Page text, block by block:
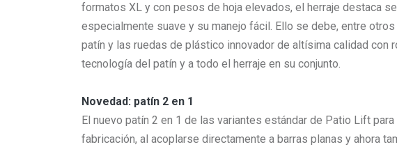
formatos XL y con pesos de hoja elevados, el herraje destaca
especialmente suave y su manejo fácil. Ello se debe, entre
patín y las ruedas de plástico innovador de altísima calidad con
tecnología del patín y a todo el herraje en su conjunto.
Novedad: patín 2 en 1
El nuevo patín 2 en 1 de las variantes estándar de Patio Lift
fabricación, al acoplarse directamente a barras planas y ahora